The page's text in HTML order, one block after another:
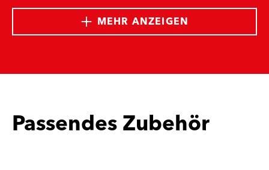
MEHR ANZEIGEN
Passendes Zubehör